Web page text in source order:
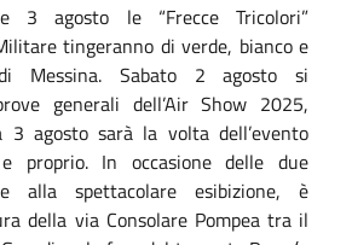
3 agosto le “Frecce Tricolori”
tingeranno di verde, bianco e
Messina. Sabato 2 agosto si
generali dell’Air Show 2025,
3 agosto sarà la volta dell’evento
proprio. In occasione delle due
alla spettacolare esibizione, è
della via Consolare Pompea tra il